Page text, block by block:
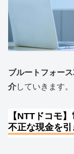
ブルートフォー
介していきます。
【NTTドコモ
不正な現金を